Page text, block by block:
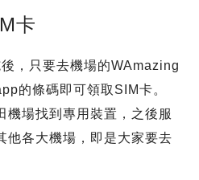
卡
，只要去機場的WAmazing
的條碼即可領取SIM卡。
機場找到專用裝置，之後服
他各大機場，即是大家要去